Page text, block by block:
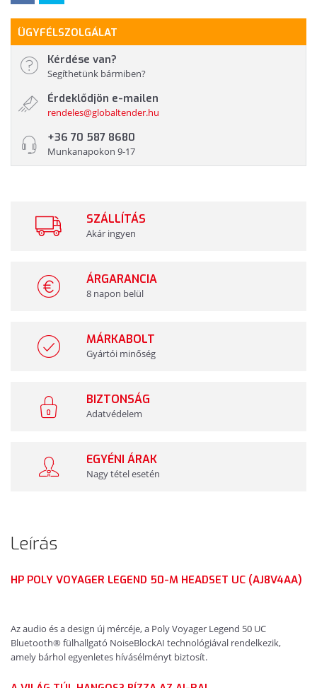
ÜGYFÉLSZOLGÁLAT
Kérdése van?
Segíthetünk bármiben?
Érdeklődjön e-mailen
rendeles@globaltender.hu
+36 70 587 8680
Munkanapokon 9-17
SZÁLLÍTÁS
Akár ingyen
ÁRGARANCIA
8 napon belül
MÁRKABOLT
Gyártói minőség
BIZTONSÁG
Adatvédelem
EGYÉNI ÁRAK
Nagy tétel esetén
Leírás
HP POLY VOYAGER LEGEND 50-M HEADSET UC (AJ8V4AA)
Az audio és a design új mércéje, a Poly Voyager Legend 50 UC
Bluetooth® fülhallgató NoiseBlockAI technológiával rendelkezik,
amely bárhol egyenletes hívásélményt biztosít.